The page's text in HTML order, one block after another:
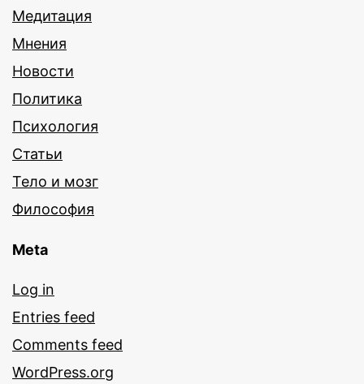
Медитация
Мнения
Новости
Политика
Психология
Статьи
Тело и мозг
Философия
Meta
Log in
Entries feed
Comments feed
WordPress.org